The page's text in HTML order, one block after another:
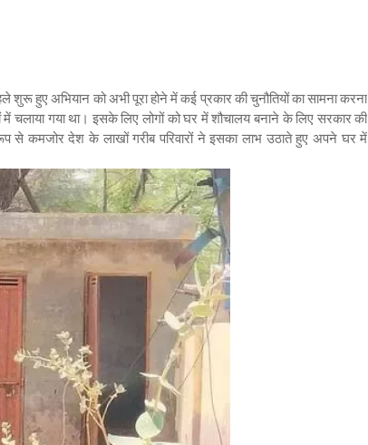
हुए अभियान को अभी पूरा होने में कई प्रकार की चुनौतियों का सामना करना
चलाया गया था। इसके लिए लोगों को घर में शौचालय बनाने के लिए सरकार की
से कमजोर देश के लाखों गरीब परिवारों ने इसका लाभ उठाते हुए अपने घर में